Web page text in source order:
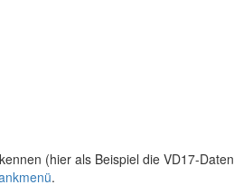
(hier als Beispiel die VD17-
.